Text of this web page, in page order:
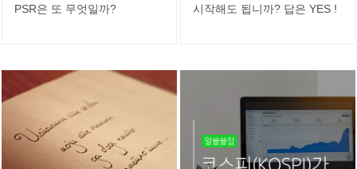
PSR은 또 무엇일까?
시작해도 됩니까? 답은 YES !